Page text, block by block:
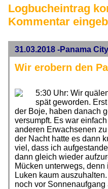
Logbucheintrag
Kommentar
31.03.2018 -Panama
Wir erobern den
5:30 Uhr: Wir
spät geworden.
der Boje, haben danach
versumpft. Es war
anderen Erwachsenen
der Nacht hatte es dann
viel, dass ich
dann gleich wieder
Mücken unterwegs,
Luken kaum
noch vor